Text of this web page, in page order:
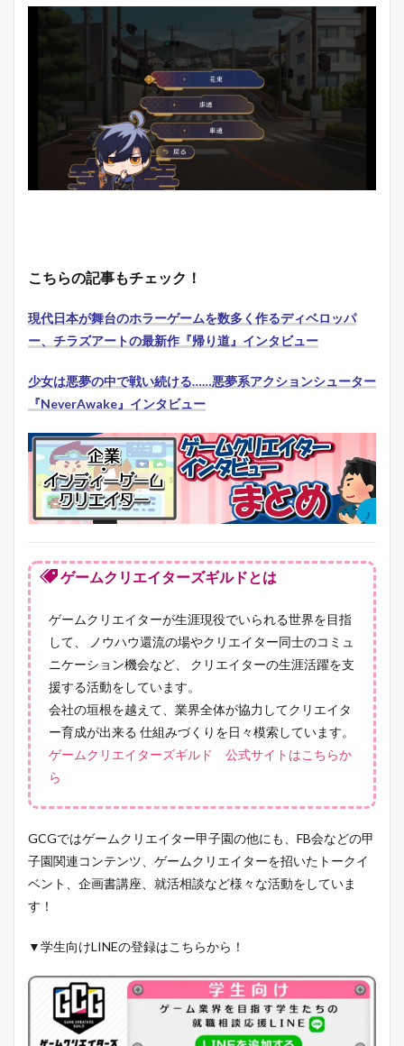
こちらの記事もチェック！
現代日本が舞台のホラーゲームを数多く作るディベロッパ
ー、チラズアートの最新作『帰り道』インタビュー
少女は悪夢の中で戦い続ける……悪夢系アクションシューター
『NeverAwake』インタビュー
ゲームクリエイターズギルドとは
ゲームクリエイターが生涯現役でいられる世界を目指
して、 ノウハウ還流の場やクリエイター同士のコミュ
ニケーション機会など、 クリエイターの生涯活躍を支
援する活動をしています。
会社の垣根を越えて、業界全体が協力してクリエイタ
ー育成が出来る 仕組みづくりを日々模索しています。
ゲームクリエイターズギルド 公式サイトはこちらか
ら
GCGではゲームクリエイター甲子園の他にも、FB会などの甲
子園関連コンテンツ、ゲームクリエイターを招いたトークイ
ベント、企画書講座、就活相談など様々な活動をしていま
す！
▼学生向けLINEの登録はこちらから！